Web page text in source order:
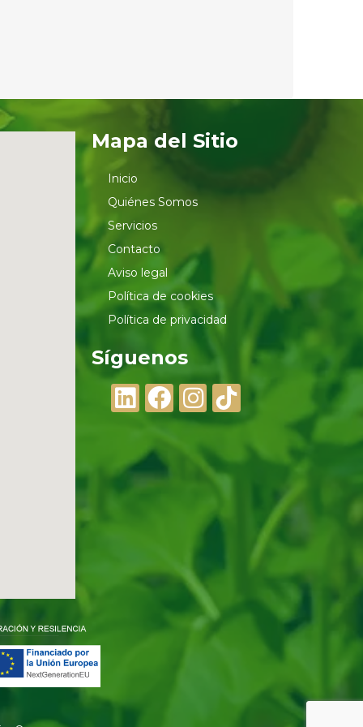
Mapa del Sitio
Inicio
Quiénes Somos
Servicios
Contacto
Aviso legal
Política de cookies
Política de privacidad
Síguenos